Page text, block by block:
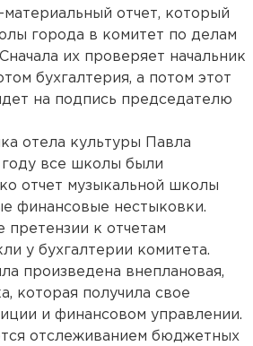
отчет, который
города в комитет по делам
их проверяет начальник
бухгалтерия, а потом этот
на подпись председателю
отела культуры Павла
году все школы были
отчет музыкальной школы
финансовые нестыковки.
претензии к отчетам
у бухгалтерии комитета.
произведена внеплановая,
которая получила свое
и финансовом управлении.
отслеживанием бюджетных